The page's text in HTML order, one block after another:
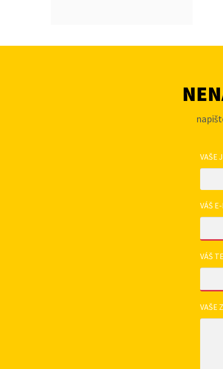
VAŠE
VÁŠ
VÁŠ
VAŠE